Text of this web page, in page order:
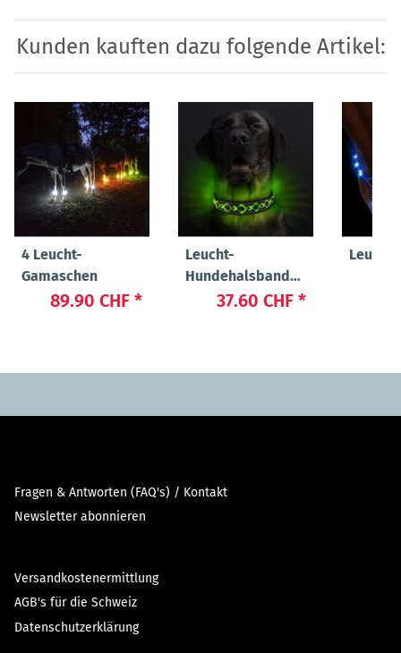
Kunden kauften dazu folgende Artikel:
4 Leucht-
Gamaschen
89.90 CHF *
Leucht-
Hundehalsband
"Beauty"
37.60 CHF *
Fragen & Antworten (FAQ's) / Kontakt
Newsletter abonnieren
Versandkostenermittlung
AGB's für die Schweiz
Datenschutzerklärung